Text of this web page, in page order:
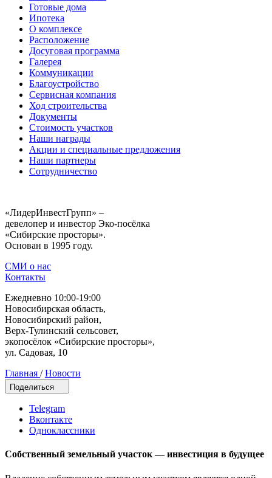
Готовые дома
Ипотека
О комплексе
Расположение
Досуговая программа
Галерея
Коммуникации
Благоустройство
Сервисная компания
Ход строительства
Документы
Стоимость участков
Наши награды
Акции и специальные предложения
Наши партнеры
Сотрудничество
«ЛидерИнвестГрупп» –
девелопер и инвестор Эко-посёлка
«Сибирские просторы».
Основан в 1995 году.
СМИ о нас
Контакты
Ежедневно 10:00-19:00
Новосибирская область,
Новосибирский район,
Верх-Тулинский сельсовет,
экопосёлок «Сибирские просторы»,
ул. Садовая, 10
Главная / Новости
Поделиться
Telegram
Вконтакте
Одноклассники
Собственный земельный участок — инвестиция в будущее